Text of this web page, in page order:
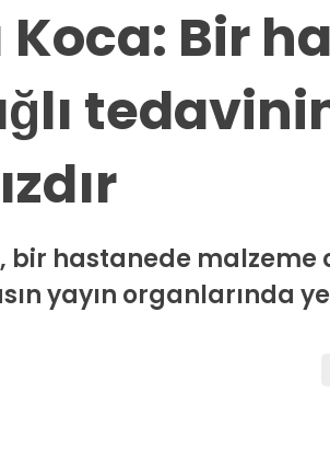
Koca: Bir
bir hastanede malzeme
yayın organlarında